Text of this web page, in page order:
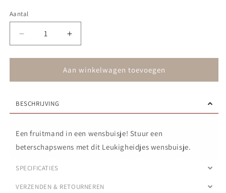
Aantal
Aantal
verlagen
voor
Wensbuisje
-
you
feel
soon!
Aantal
verhogen
voor
Wensbuisje
-
feel
soon!
Aan winkelwagen toevoegen
BESCHRIJVING
Een fruitmand in een wensbuisje! Stuur een
beterschapswens met dit Leukigheidjes wensbuisje.
SPECIFICATIES
VERZENDEN & RETOURNEREN